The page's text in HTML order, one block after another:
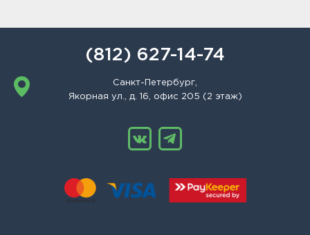
(812) 627-14-74
Санкт-Петербург,
Якорная ул., д. 16, офис 205 (2 этаж)